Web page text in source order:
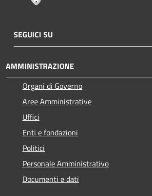
SEGUICI SU
AMMINISTRAZIONE
Organi di Governo
Aree Amministrative
Uffici
Enti e fondazioni
Politici
Personale Amministrativo
Documenti e dati